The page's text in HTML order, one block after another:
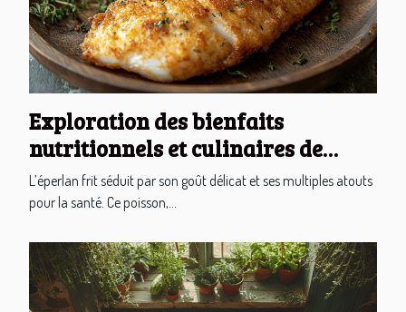
Exploration des bienfaits
nutritionnels et culinaires de
l'éperlan frit
L’éperlan frit séduit par son goût délicat et ses multiples atouts
pour la santé. Ce poisson,...